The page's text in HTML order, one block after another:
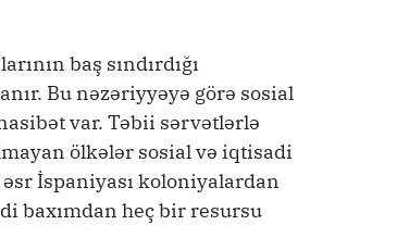
baş sındırdığı
Bu nəzəriyyəyə görə sosial
var. Təbii sərvətlərlə
ölkələr sosial və iqtisadi
İspaniyası koloniyalardan
baxımdan heç bir resursu